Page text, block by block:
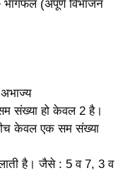
(अपूर्ण विभाजन
संख्या हो केवल 2 है।
केवल एक सम संख्या
है। जैसे : 5 व 7, 3 व